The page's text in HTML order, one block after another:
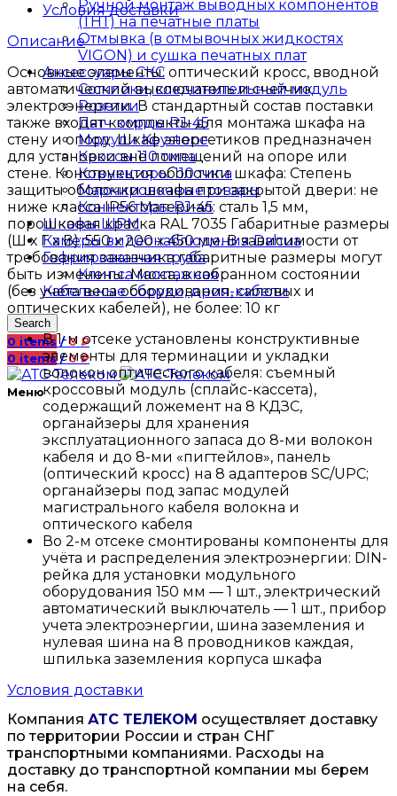
Ручной монтаж выводных компонентов
(ТНТ) на печатные платы
Отмывка (в отмывочных жидкостях
VIGON) и сушка печатных плат
Аксессуары СКС
Сотчлоки, соединительный модуль
Розетки
Патч корды RJ-45
Модули Keystone
Кроссы 110 типа
Коннекторы 110 типа
Маркировочные товары
Коннекторы RJ-45
Шкафы ШРМ
Камеры видеонаблюдения Dahua
Гофрированная труба
Клипса монтажная
Кабельные сборки, дроп-кабели
Search
0 items / 0 ₽
0 items / 0₽
Меню
Условия доставки
Описание
Основные элементы: оптический кросс, вводной
автоматический выключатель и счетчик
электроэнергии. В стандартный состав поставки
также входят комплекты для монтажа шкафа на
стену и опору. Шкаф энергетиков предназначен
для установки вне помещений на опоре или
стене. Конструкция оболочки шкафа: Степень
защиты оболочки шкафа при закрытой двери: не
ниже класса IP56 Материал: сталь 1,5 мм,
порошковая краска RAL 7035 Габаритные размеры
(Ш х Г х В): 550 х 200 х 450 мм. В зависимости от
требования заказчика габаритные размеры могут
быть изменены. Масса, в собранном состоянии
(без учета веса оборудования, силовых и
оптических кабелей), не более: 10 кг
В 1-м отсеке установлены конструктивные
элементы для терминации и укладки
волокон оптического кабеля: съемный
кроссовый модуль (сплайс-кассета),
содержащий ложемент на 8 КДЗС,
органайзеры для хранения
эксплуатационного запаса до 8-ми волокон
кабеля и до 8-ми «пигтейлов», панель
(оптический кросс) на 8 адаптеров SC/UPC;
органайзеры под запас модулей
магистрального кабеля волокна и
оптического кабеля
Во 2-м отсеке смонтированы компоненты для
учёта и распределения электроэнергии: DIN-
рейка для установки модульного
оборудования 150 мм — 1 шт., электрический
автоматический выключатель — 1 шт., прибор
учета электроэнергии, шина заземления и
нулевая шина на 8 проводников каждая,
шпилька заземления корпуса шкафа
Условия доставки
Компания АТС ТЕЛЕКОМ осуществляет доставку
по территории России и стран СНГ
транспортными компаниями. Расходы на
доставку до транспортной компании мы берем
на себя.